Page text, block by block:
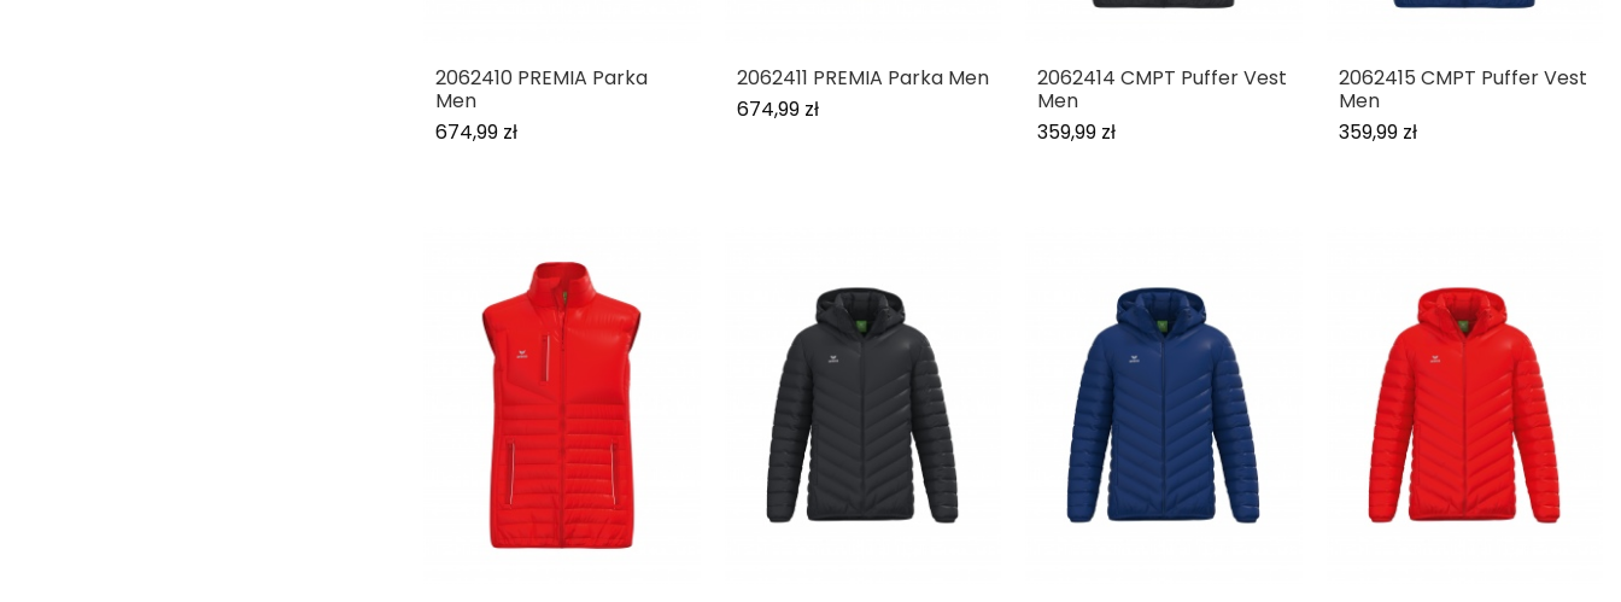
2062410 PREMIA Parka
Men
674,99 zł
2062411 PREMIA Parka Men
674,99 zł
2062414 CMPT Puffer Vest
Men
359,99 zł
2062415 CMPT Puffer Vest
Men
359,99 zł